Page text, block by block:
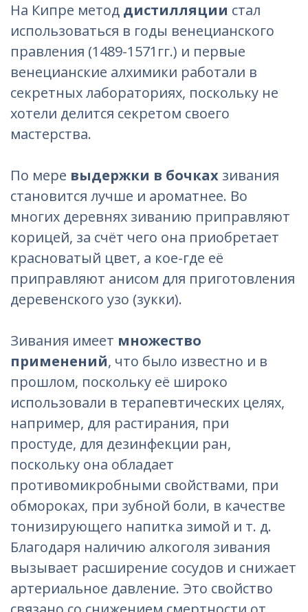
На Кипре метод дистилляции стал
использоваться в годы венецианского
правления (1489-1571гг.) и первые
венецианские алхимики работали в
секретных лабораториях, поскольку не
хотели делится секретом своего
мастерства.
По мере выдержки в бочках зивания
становится лучше и ароматнее. Во
многих деревнях зиванию приправляют
корицей, за счёт чего она приобретает
красноватый цвет, а кое-где её
приправляют анисом для приготовления
деревенского узо (зукки).
Зивания имеет множество
применений, что было известно и в
прошлом, поскольку её широко
использовали в терапевтических целях,
например, для растирания, при
простуде, для дезинфекции ран,
поскольку она обладает
противомикробными свойствами, при
обмороках, при зубной боли, в качестве
тонизирующего напитка зимой и т. д.
Благодаря наличию алкоголя зивания
вызывает расширение сосудов и снижает
артериальное давление. Это свойство